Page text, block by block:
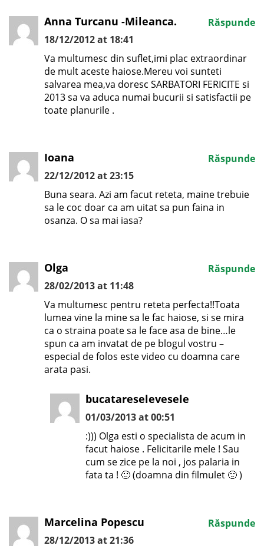
Anna Turcanu -Mileanca.
18/12/2012 at 18:41
Va multumesc din suflet,imi plac extraordinar
de mult aceste haiose.Mereu voi sunteti
salvarea mea,va doresc SARBATORI FERICITE si
2013 sa va aduca numai bucurii si satisfactii pe
toate planurile .
Răspunde
Ioana
22/12/2012 at 23:15
Buna seara. Azi am facut reteta, maine trebuie
sa le coc doar ca am uitat sa pun faina in
osanza. O sa mai iasa?
Răspunde
Olga
28/02/2013 at 11:48
Va multumesc pentru reteta perfecta!!Toata
lumea vine la mine sa le fac haiose, si se mira
ca o straina poate sa le face asa de bine…le
spun ca am invatat de pe blogul vostru –
especial de folos este video cu doamna care
arata pasi.
Răspunde
bucatareselevesele
01/03/2013 at 00:51
:))) Olga esti o specialista de acum in
facut haiose . Felicitarile mele ! Sau
cum se zice pe la noi , jos palaria in
fata ta ! 🙂 (doamna din filmulet 🙂 )
Marcelina Popescu
28/12/2013 at 21:36
Răspunde